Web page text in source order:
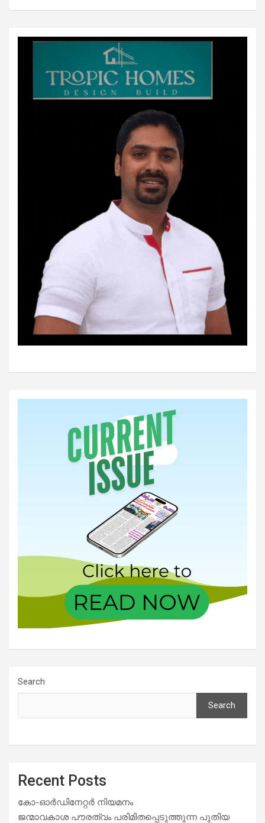
Search
Search
Recent Posts
കോ-ഓർഡിനേറ്റർ നിയമനം
ജന്മാവകാശ പൗരത്വം പരിമിതപ്പെടുത്തുന്ന പുതിയ